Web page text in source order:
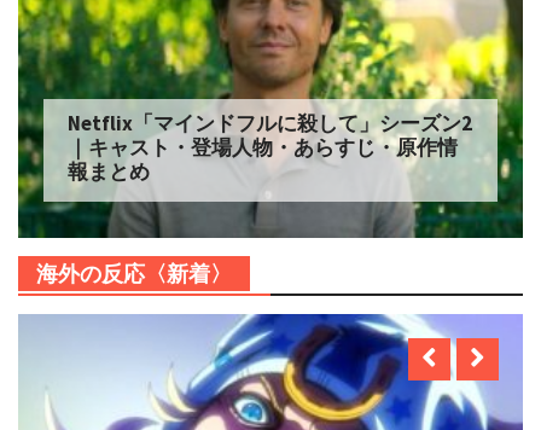
Netflix「マインドフルに殺して」シーズン2
｜キャスト・登場人物・あらすじ・原作情
報まとめ
海外の反応〈新着〉